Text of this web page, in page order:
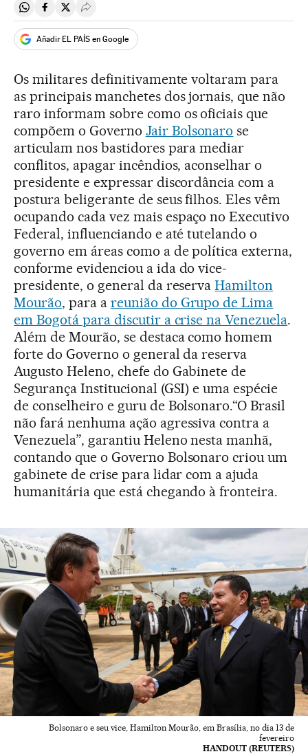
Compartir en Whatsapp
Compartir en Facebook
Compartir en Twitter
Desplegar Redes Sociales
Añadir EL PAÍS en Google
Os militares definitivamente voltaram para
as principais manchetes dos jornais, que não
raro informam sobre como os oficiais que
compõem o Governo Jair Bolsonaro se
articulam nos bastidores para mediar
conflitos, apagar incêndios, aconselhar o
presidente e expressar discordância com a
postura beligerante de seus filhos. Eles vêm
ocupando cada vez mais espaço no Executivo
Federal, influenciando e até tutelando o
governo em áreas como a de política externa,
conforme evidenciou a ida do vice-
presidente, o general da reservaHamilton
Mourão, para a reunião do Grupo de Lima
em Bogotá para discutir a crise na Venezuela.
Além de Mourão, se destaca como homem
forte do Governo o general da reserva
Augusto Heleno, chefe do Gabinete de
Segurança Institucional (GSI) e uma espécie
de conselheiro e guru de Bolsonaro.“O Brasil
não fará nenhuma ação agressiva contra a
Venezuela”, garantiu Heleno nesta manhã,
contando que o Governo Bolsonaro criou um
gabinete de crise para lidar com a ajuda
humanitária que está chegando à fronteira.
Bolsonaro e seu vice, Hamilton Mourão, em Brasília, no dia 13 de
fevereiro
HANDOUT (REUTERS)